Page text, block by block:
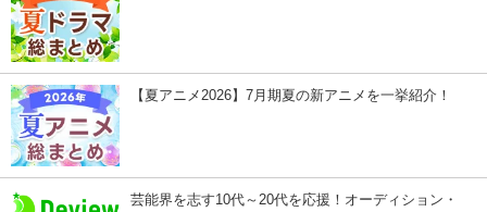
【夏アニメ2026】7月期夏の新アニメを一挙紹介！
芸能界を志す10代～20代を応援！オーディション・